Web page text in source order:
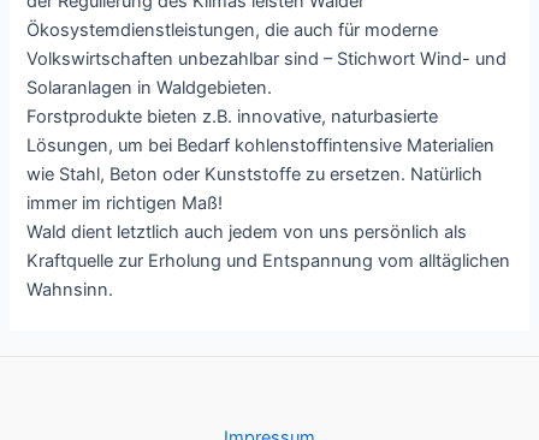
Ökosystemdienstleistungen, die auch für moderne
Volkswirtschaften unbezahlbar sind – Stichwort Wind- und
Solaranlagen in Waldgebieten.
Forstprodukte bieten z.B. innovative, naturbasierte
Lösungen, um bei Bedarf kohlenstoffintensive Materialien
wie Stahl, Beton oder Kunststoffe zu ersetzen. Natürlich
immer im richtigen Maß!
Wald dient letztlich auch jedem von uns persönlich als
Kraftquelle zur Erholung und Entspannung vom alltäglichen
Wahnsinn.